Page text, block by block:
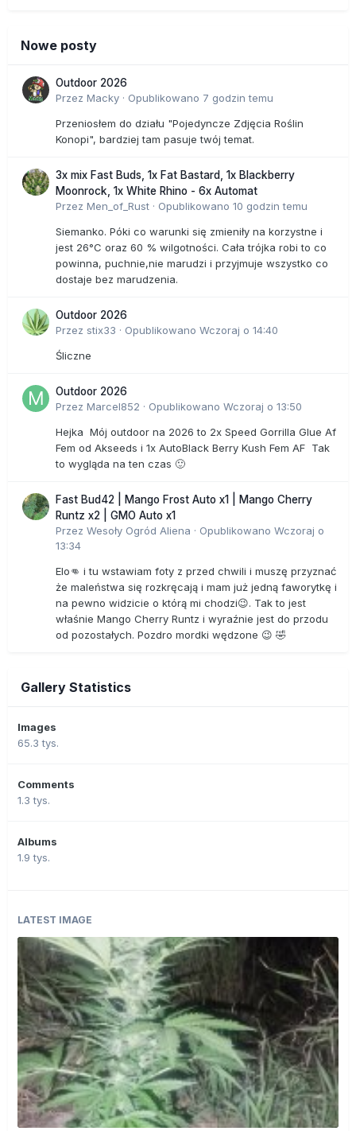
Nowe posty
Outdoor 2026
Przez Macky · Opublikowano 7 godzin temu
Przeniosłem do działu "Pojedyncze Zdjęcia Roślin
Konopi", bardziej tam pasuje twój temat.
3x mix Fast Buds, 1x Fat Bastard, 1x Blackberry
Moonrock, 1x White Rhino - 6x Automat
Przez Men_of_Rust · Opublikowano 10 godzin temu
Siemanko. Póki co warunki się zmieniły na korzystne i
jest 26°C oraz 60 % wilgotności. Cała trójka robi to co
powinna, puchnie,nie marudzi i przyjmuje wszystko co
dostaje bez marudzenia.
Outdoor 2026
Przez stix33 · Opublikowano Wczoraj o 14:40
Śliczne
Outdoor 2026
Przez Marcel852 · Opublikowano Wczoraj o 13:50
Hejka Mój outdoor na 2026 to 2x Speed Gorrilla Glue Af
Fem od Akseeds i 1x AutoBlack Berry Kush Fem AF Tak
to wygląda na ten czas 🙂
Fast Bud42 | Mango Frost Auto x1 | Mango Cherry
Runtz x2 | GMO Auto x1
Przez Wesoły Ogród Aliena · Opublikowano Wczoraj o
13:34
Elo👊 i tu wstawiam foty z przed chwili i muszę przyznać
że maleństwa się rozkręcają i mam już jedną faworytkę i
na pewno widzicie o którą mi chodzi😉. Tak to jest
właśnie Mango Cherry Runtz i wyraźnie jest do przodu
od pozostałych. Pozdro mordki wędzone 😉 🤣
Gallery Statistics
Images
65.3 tys.
Comments
1.3 tys.
Albums
1.9 tys.
LATEST IMAGE